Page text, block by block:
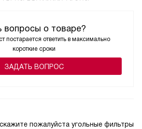
вопросы о товаре?
постарается ответить в максимально
короткие сроки
ЗАДАТЬ ВОПРОС
пожалуйста угольные фильтры